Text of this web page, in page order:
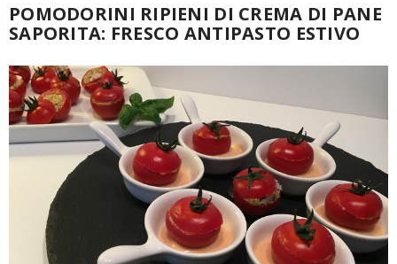
POMODORINI RIPIENI DI CREMA DI PANE
SAPORITA: FRESCO ANTIPASTO ESTIVO